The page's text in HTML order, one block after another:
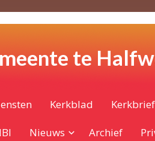
te
Kerkblad Kerkbrief
Nieuws Archief